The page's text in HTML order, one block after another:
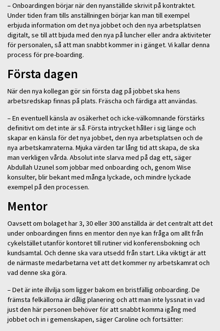
– Onboardingen börjar när den nyanställde skrivit på kontraktet.
Under tiden fram tills anställningen börjar kan man till exempel
erbjuda information om det nya jobbet och den nya arbetsplatsen
digitalt, se till att bjuda med den nya på luncher eller andra aktiviteter
för personalen, så att man snabbt kommer in i gänget. Vi kallar denna
process för pre-boarding.
Första dagen
När den nya kollegan gör sin första dag på jobbet ska hens
arbetsredskap finnas på plats. Fräscha och färdiga att användas.
– En eventuell känsla av osäkerhet och icke-välkomnande förstärks
definitivt om det inte är så. Första intrycket håller i sig länge och
skapar en känsla för det nya jobbet, den nya arbetsplatsen och de
nya arbetskamraterna. Mjuka värden tar lång tid att skapa, de ska
man verkligen vårda. Absolut inte slarva med på dag ett, säger
Abdullah Uzunel som jobbar med onboarding och, genom Wise
konsulter, blir bekant med många lyckade, och mindre lyckade
exempel på den processen.
Mentor
Oavsett om bolaget har 3, 30 eller 300 anställda är det centralt att det
under onboardingen finns en mentor den nye kan fråga om allt från
cykelstället utanför kontoret till rutiner vid konferensbokning och
kundsamtal. Och denne ska vara utsedd från start. Lika viktigt är att
de närmaste medarbetarna vet att det kommer ny arbetskamrat och
vad denne ska göra.
– Det är inte illvilja som ligger bakom en bristfällig onboarding. De
främsta felkällorna är dålig planering och att man inte lyssnat in vad
just den här personen behöver för att snabbt komma igång med
jobbet och in i gemenskapen, säger Caroline och fortsätter: